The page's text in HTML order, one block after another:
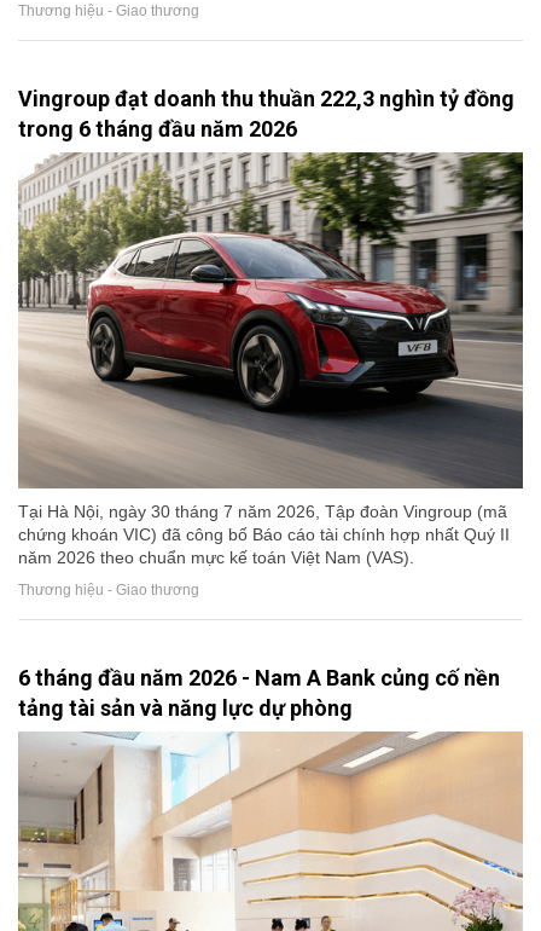
Thương hiệu - Giao thương
Vingroup đạt doanh thu thuần 222,3 nghìn tỷ đồng
trong 6 tháng đầu năm 2026
Tại Hà Nội, ngày 30 tháng 7 năm 2026, Tập đoàn Vingroup (mã
chứng khoán VIC) đã công bố Báo cáo tài chính hợp nhất Quý II
năm 2026 theo chuẩn mực kế toán Việt Nam (VAS).
Thương hiệu - Giao thương
6 tháng đầu năm 2026 - Nam A Bank củng cố nền
tảng tài sản và năng lực dự phòng